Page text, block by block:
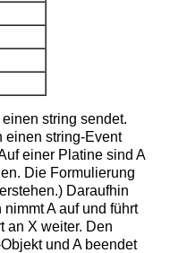
string sendet.
einen string-Event
einer Platine sind A
Die Formulierung
Daraufhin
A auf und führt
an X weiter. Den
und A beendet